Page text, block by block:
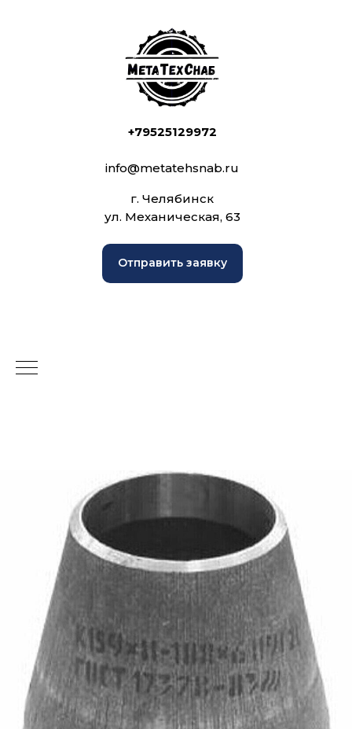
+79525129972
info@metatehsnab.ru
г. Челябинск
ул. Механическая, 63
Отправить заявку